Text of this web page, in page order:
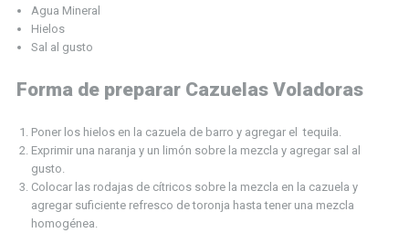
Agua Mineral
Hielos
Sal al gusto
Forma de preparar Cazuelas Voladoras
Poner los hielos en la cazuela de barro y agregar el tequila.
Exprimir una naranja y un limón sobre la mezcla y agregar sal al
gusto.
Colocar las rodajas de cítricos sobre la mezcla en la cazuela y
agregar suficiente refresco de toronja hasta tener una mezcla
homogénea.